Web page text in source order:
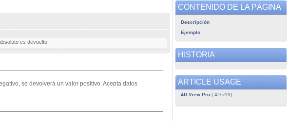
es devuelto
se devolverá un valor positivo. Acepta datos
CONTENIDO DE LA PÁGINA
Descripción
Ejemplo
HISTORIA
ARTICLE USAGE
4D View Pro( 4D v19)